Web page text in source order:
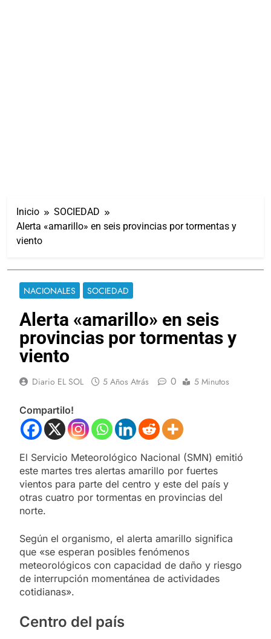
Inicio
SOCIEDAD
Alerta «amarillo» en seis provincias por tormentas y
viento
NACIONALES SOCIEDAD
Alerta «amarillo» en seis
provincias por tormentas y
viento
Diario EL SOL 5 Años Atrás 0 5 Minutos
Compartilo!
El Servicio Meteorológico Nacional (SMN) emitió
este martes tres alertas amarillo por fuertes
vientos para parte del centro y este del país y
otras cuatro por tormentas en provincias del
norte.
Según el organismo, el alerta amarillo significa
que «se esperan posibles fenómenos
meteorológicos con capacidad de daño y riesgo
de interrupción momentánea de actividades
cotidianas».
Centro del país